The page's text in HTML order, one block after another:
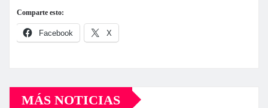
Comparte esto:
Facebook X
MÁS NOTICIAS